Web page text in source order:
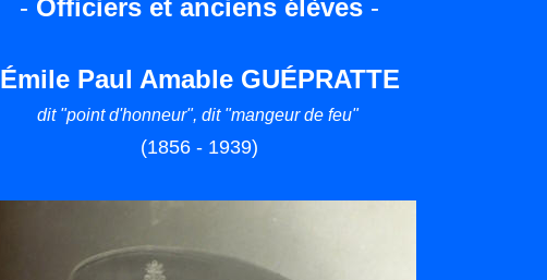
- Officiers et anciens élèves -
Émile Paul Amable GUÉPRATTE
dit "point d'honneur", dit "mangeur de feu"
(1856 - 1939)